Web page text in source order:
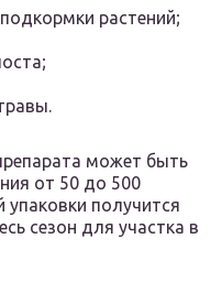
растений;
может быть
от 50 до 500
получится
сезон для участка в